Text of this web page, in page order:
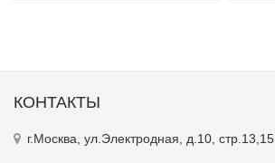
КОНТАКТЫ
г.Москва, ул.Электродная, д.10, стр.13,15